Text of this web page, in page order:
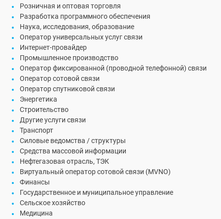
Розничная и оптовая торговля
Разработка программного обеспечения
Наука, исследования, образование
Оператор универсальных услуг связи
Интернет-провайдер
Промышленное производство
Оператор фиксированной (проводной телефонной) связи
Оператор сотовой связи
Оператор спутниковой связи
Энергетика
Строительство
Другие услуги связи
Транспорт
Силовые ведомства / структуры
Средства массовой информации
Нефтегазовая отрасль, ТЭК
Виртуальный оператор сотовой связи (MVNO)
Финансы
Государственное и муниципальное управление
Сельское хозяйство
Медицина